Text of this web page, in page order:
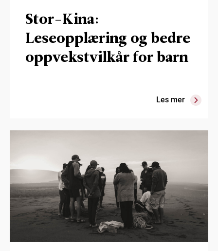
Stor-Kina:
Leseopplæring og bedre
oppvekstvilkår for barn
Les mer